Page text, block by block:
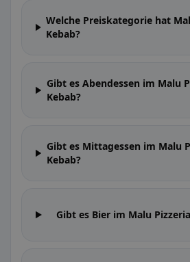
Welche Preiskategorie hat
Kebab?
Gibt es Abendessen im Malu
Kebab?
Gibt es Mittagessen im Malu
Kebab?
Gibt es Bier im Malu